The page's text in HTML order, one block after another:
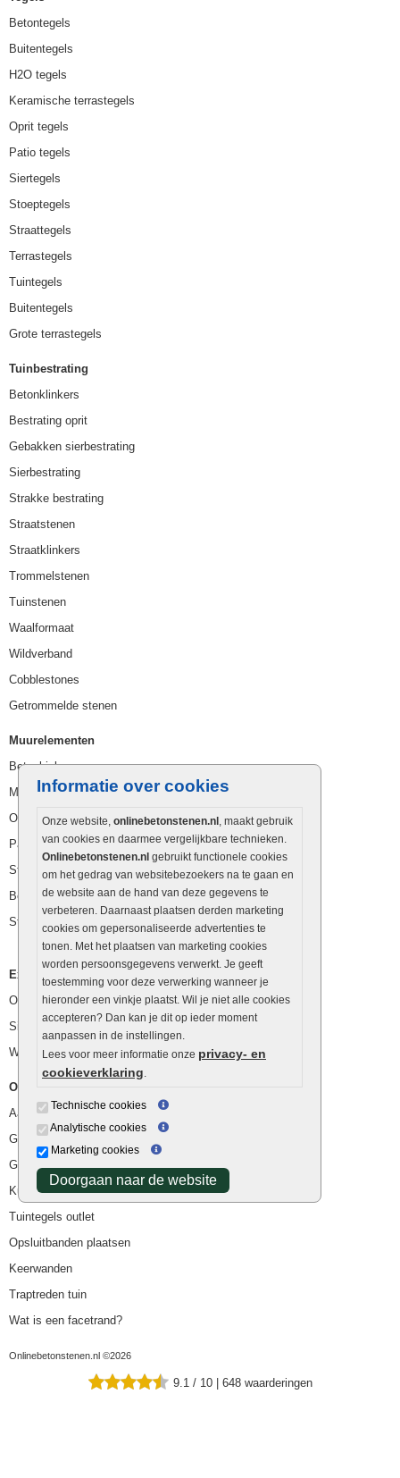
Informatie over cookies
Onze website, onlinebetonstenen.nl, maakt gebruik
van cookies en daarmee vergelijkbare technieken.
Onlinebetonstenen.nl gebruikt functionele cookies
om het gedrag van websitebezoekers na te gaan en
de website aan de hand van deze gegevens te
verbeteren. Daarnaast plaatsen derden marketing
cookies om gepersonaliseerde advertenties te
tonen. Met het plaatsen van marketing cookies
worden persoonsgegevens verwerkt. Je geeft
toestemming voor deze verwerking wanneer je
hieronder een vinkje plaatst. Wil je niet alle cookies
accepteren? Dan kan je dit op ieder moment
aanpassen in de instellingen.
Lees voor meer informatie onze privacy- en
cookieverklaring.
Technische cookies
Analytische cookies
Marketing cookies
Doorgaan naar de website
Betontegels
Buitentegels
H2O tegels
Keramische terrastegels
Oprit tegels
Patio tegels
Siertegels
Stoeptegels
Straattegels
Terrastegels
Tuintegels
Buitentegels
Grote terrastegels
Tuinbestrating
Betonklinkers
Bestrating oprit
Gebakken sierbestrating
Sierbestrating
Strakke bestrating
Straatstenen
Straatklinkers
Trommelstenen
Tuinstenen
Waalformaat
Wildverband
Cobblestones
Getrommelde stenen
Muurelementen
Betonbielzen
Muurstenen
Opsluitbanden
Palissaden
Stapelblokken
Betonblokken
Stapelstenen
Extra benodigdheden
Ophoogzand
Siergrind en siersplit
Waterafvoer
Overig
Aanbiedingen
Goedkope bestrating
Goedkope tuintegels
Kunstgras
Tuintegels outlet
Opsluitbanden plaatsen
Keerwanden
Traptreden tuin
Wat is een facetrand?
Onlinebetonstenen.nl ©2026
9.1 / 10 | 648 waarderingen